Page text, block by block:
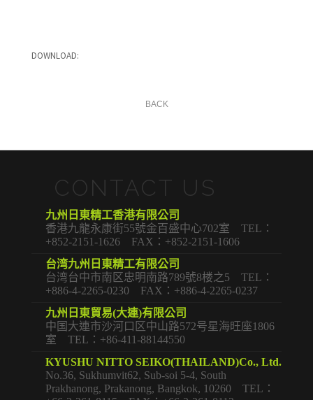
DOWNLOAD:
BACK
CONTACT US
九州日東精工香港有限公司
香港九龍永康街55號金百盛中心702室 TEL：
+852-2151-1626 FAX：+852-2151-1606
台湾九州日東精工有限公司
台湾台中市南区忠明南路789號8楼之5 TEL：
+886-4-2265-0230 FAX：+886-4-2265-0237
九州日東貿易(大連)有限公司
中国大連市沙河口区中山路572号星海旺座1806
室 TEL：+86-411-88144550
KYUSHU NITTO SEIKO(THAILAND)Co., Ltd.
No.36, Sukhumvit62, Sub-soi 5-4, South
Prakhanong, Prakanong, Bangkok, 10260 TEL：